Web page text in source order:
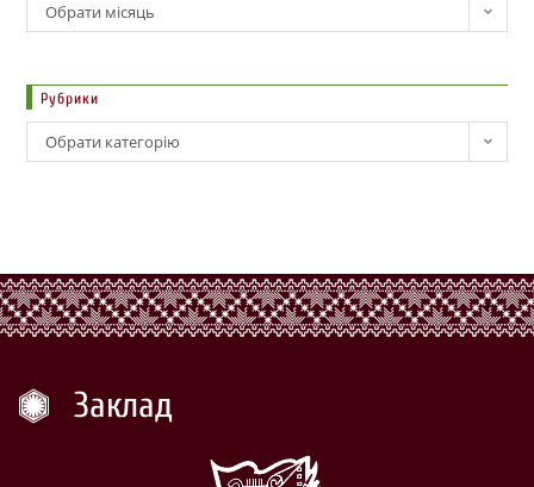
Обрати місяць
Рубрики
Обрати категорію
Заклад